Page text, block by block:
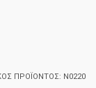
ΠΡΟΪΌΝΤΟΣ: N0220